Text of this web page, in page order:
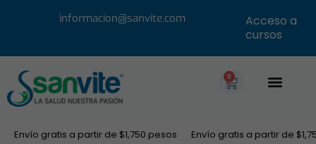
informacion@sanvite.com
Acceso a
cursos
0
Envío gratis a partir de $1,750 pesos Envío gratis a partir de $1,750